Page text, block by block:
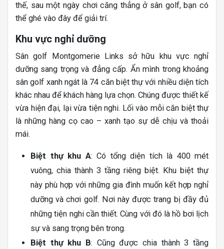
thế, sau một ngày chơi căng thẳng ở sân golf, bạn có
thể ghé vào đây để giải trí.
Khu vực nghỉ dưỡng
Sân golf Montgomerie Links sở hữu khu vực nghỉ
dưỡng sang trọng và đẳng cấp. Ẩn mình trong khoảng
sân golf xanh ngát là 74 căn biệt thự với nhiều diện tích
khác nhau để khách hàng lựa chọn. Chúng được thiết kế
vừa hiện đại, lại vừa tiện nghi. Lối vào mỗi căn biệt thự
là những hàng cọ cao – xanh tạo sự dễ chịu và thoải
mái.
Biệt thự khu A: Có tổng diện tích là 400 mét
vuông, chia thành 3 tầng riêng biệt. Khu biệt thự
này phù hợp với những gia đình muốn kết hợp nghỉ
dưỡng và chơi golf. Nơi này được trang bị đầy đủ
những tiện nghi cần thiết. Cùng với đó là hồ bơi lịch
sự và sang trọng bên trong.
Biệt thự khu B: Cũng được chia thành 3 tầng